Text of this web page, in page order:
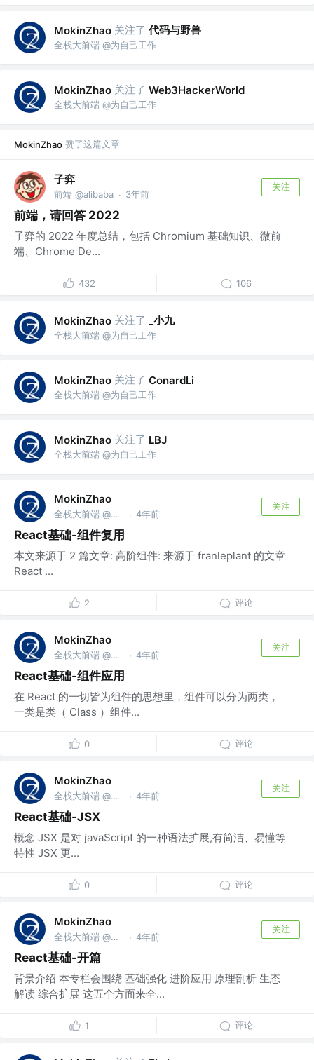
MokinZhao 关注了 代码与野兽
全栈大前端 @为自己工作
MokinZhao 关注了 Web3HackerWorld
全栈大前端 @为自己工作
MokinZhao 赞了这篇文章
子弈
前端 @alibaba · 3年前
关注
前端，请回答 2022
子弈的 2022 年度总结，包括 Chromium 基础知识、微前
端、Chrome De...
432 106
MokinZhao 关注了 _小九
全栈大前端 @为自己工作
MokinZhao 关注了 ConardLi
全栈大前端 @为自己工作
MokinZhao 关注了 LBJ
全栈大前端 @为自己工作
MokinZhao
全栈大前端 @为自己工作 · 4年前
关注
React基础-组件复用
本文来源于 2 篇文章: 高阶组件: 来源于 franleplant 的文章
React ...
2 评论
MokinZhao
全栈大前端 @为自己工作 · 4年前
关注
React基础-组件应用
在 React 的一切皆为组件的思想里，组件可以分为两类，
一类是类（ Class ）组件...
0 评论
MokinZhao
全栈大前端 @为自己工作 · 4年前
关注
React基础-JSX
概念 JSX 是对 javaScript 的一种语法扩展,有简洁、易懂等
特性 JSX 更...
0 评论
MokinZhao
全栈大前端 @为自己工作 · 4年前
关注
React基础-开篇
背景介绍 本专栏会围绕 基础强化 进阶应用 原理剖析 生态
解读 综合扩展 这五个方面来全...
1 评论